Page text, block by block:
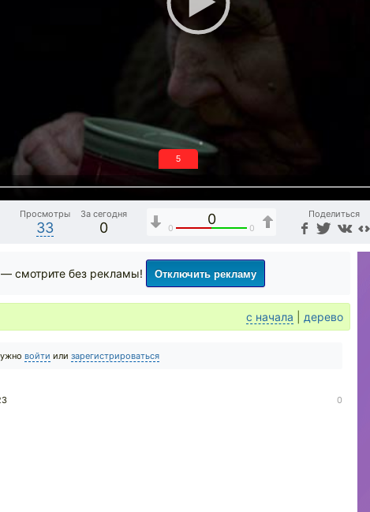
5
Просмотры
33
За сегодня
0
0
0 0
Поделиться
смотрите без рекламы! Отключить рекламу
с начала дерево
войти или зарегистрироваться
0